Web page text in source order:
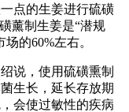
点的生姜进行硫磺
薰制生姜是“潜规
的60%左右。
说，使用硫磺熏制
生长，延长存放期
会使过敏性的疾病